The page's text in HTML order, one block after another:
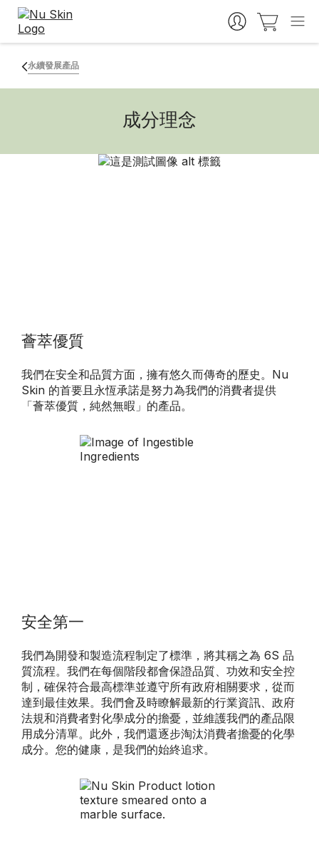
永續發展產品
成分理念
薈萃優質
我們在安全和品質方面，擁有悠久而傳奇的歷史。Nu
Skin 的首要且永恆承諾是努力為我們的消費者提供
「薈萃優質，純然無暇」的產品。
安全第一
我們為開發和製造流程制定了標準，將其稱之為 6S 品
質流程。我們在每個階段都會保證品質、功效和安全控
制，確保符合最高標準並遵守所有政府相關要求，從而
達到最佳效果。我們會及時瞭解最新的行業資訊、政府
法規和消費者對化學成分的擔憂，並維護我們的產品限
用成分清單。此外，我們還逐步淘汰消費者擔憂的化學
成分。您的健康，是我們的始終追求。